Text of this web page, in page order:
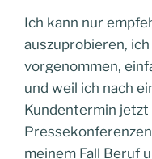
Ich kann nur
auszuprobieren,
vorgenommen,
und weil ich nach
Kundentermin
meinem Fall Beruf